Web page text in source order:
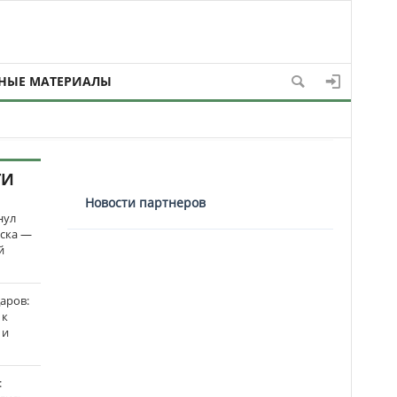
МАТЕРИАЛЫ
—
Новости партнеров